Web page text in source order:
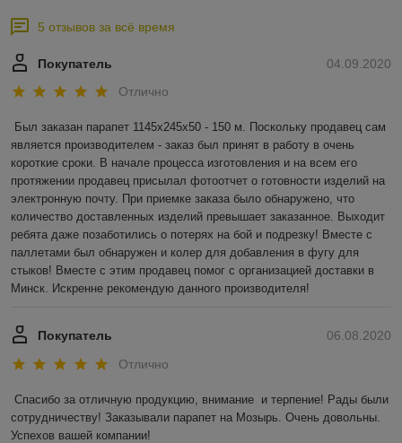
5 отзывов за всё время
04.09.2020
Покупатель
Отлично
Был заказан парапет 1145х245х50 - 150 м. Поскольку продавец сам
является производителем - заказ был принят в работу в очень
короткие сроки. В начале процесса изготовления и на всем его
протяжении продавец присылал фотоотчет о готовности изделий на
электронную почту. При приемке заказа было обнаружено, что
количество доставленных изделий превышает заказанное. Выходит
ребята даже позаботились о потерях на бой и подрезку! Вместе с
паллетами был обнаружен и колер для добавления в фугу для
стыков! Вместе с этим продавец помог с организацией доставки в
Минск. Искренне рекомендую данного производителя!
06.08.2020
Покупатель
Отлично
Спасибо за отличную продукцию, внимание  и терпение! Рады были
сотрудничеству! Заказывали парапет на Мозырь. Очень довольны.
Успехов вашей компании!